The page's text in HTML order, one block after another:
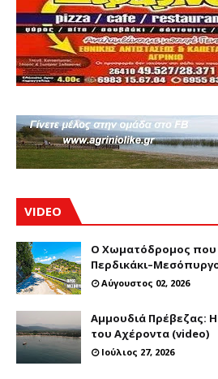
VIDEO
Ο Χωματόδρομος που
Αύγουστος 02, 2026
Αμμουδιά Πρέβεζας:
του Αχέροντα (video)
Ιούλιος 27, 2026